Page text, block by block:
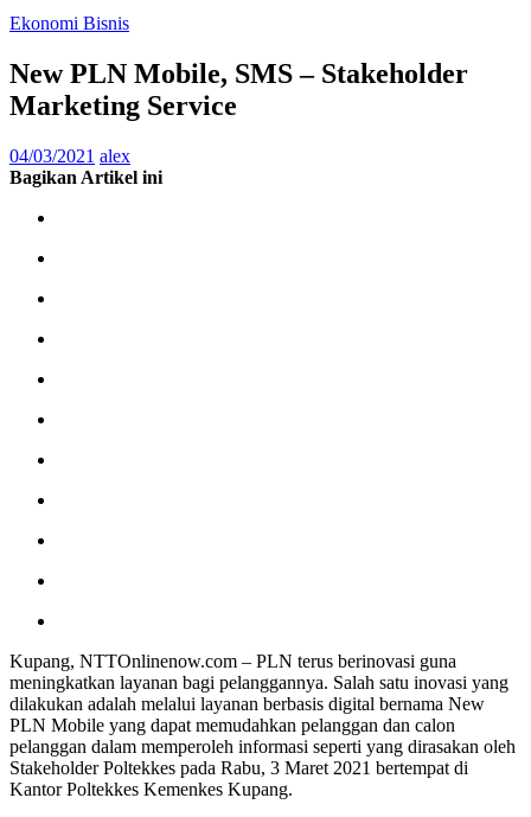
Ekonomi Bisnis
New PLN Mobile, SMS – Stakeholder
Marketing Service
04/03/2021 alex
Bagikan Artikel ini
Kupang, NTTOnlinenow.com – PLN terus berinovasi guna
meningkatkan layanan bagi pelanggannya. Salah satu inovasi yang
dilakukan adalah melalui layanan berbasis digital bernama New
PLN Mobile yang dapat memudahkan pelanggan dan calon
pelanggan dalam memperoleh informasi seperti yang dirasakan oleh
Stakeholder Poltekkes pada Rabu, 3 Maret 2021 bertempat di
Kantor Poltekkes Kemenkes Kupang.